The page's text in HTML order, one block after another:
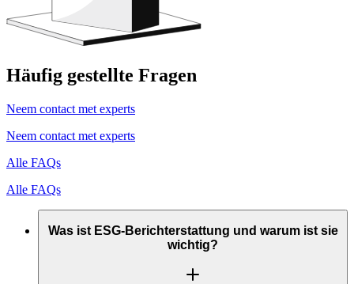
Häufig gestellte Fragen
Neem contact met experts
Neem contact met experts
Alle FAQs
Alle FAQs
Was ist ESG-Berichterstattung und warum ist sie
wichtig?